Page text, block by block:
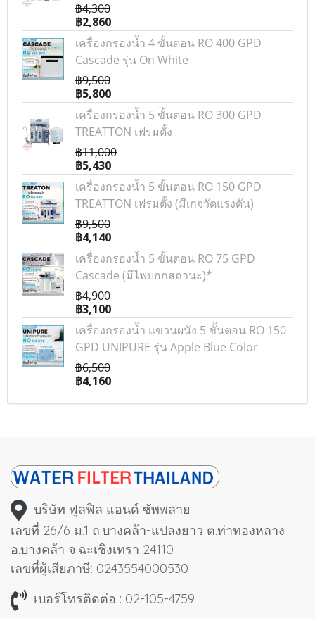
฿4,300
฿2,860
เครื่องกรองน้ำ 4 ขั้นตอน RO 400 GPD
Cascade รุ่น On White
฿9,500
฿5,800
เครื่องกรองน้ำ 5 ขั้นตอน RO 300 GPD
TREATTON เฟรมตั้ง
฿11,000
฿5,430
เครื่องกรองน้ำ 5 ขั้นตอน RO 150 GPD
TREATTON เฟรมตั้ง (มีเกจวัดแรงดัน)
฿9,500
฿4,140
เครื่องกรองน้ำ 5 ขั้นตอน RO 75 GPD
Cascade (มีไฟบอกสถานะ)*
฿4,900
฿3,100
เครื่องกรองน้ำ แขวนผนัง 5 ขั้นตอน RO 150
GPD UNIPURE รุ่น Apple Blue Color
฿6,500
฿4,160
บริษัท ฟูลฟิล แอนด์ ซัพพลาย
เลขที่ 26/6 ม.1 ถ.บางคล้า-แปลงยาว ต.ท่าทองหลาง
อ.บางคล้า จ.ฉะเชิงเทรา 24110
เลขที่ผู้เสียภาษี: 0243554000530
เบอร์โทรติดต่อ : 02-105-4759